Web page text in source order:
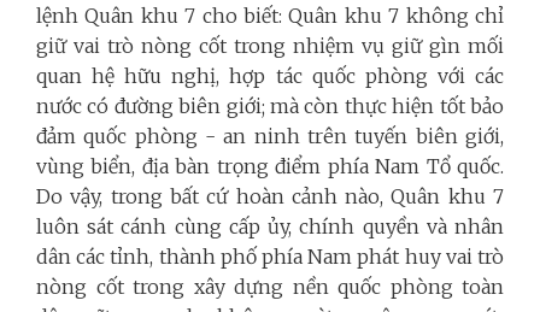
lệnh Quân khu 7 cho biết: Quân khu 7 không chỉ
giữ vai trò nòng cốt trong nhiệm vụ giữ gìn mối
quan hệ hữu nghị, hợp tác quốc phòng với các
nước có đường biên giới; mà còn thực hiện tốt bảo
đảm quốc phòng - an ninh trên tuyến biên giới,
vùng biển, địa bàn trọng điểm phía Nam Tổ quốc.
Do vậy, trong bất cứ hoàn cảnh nào, Quân khu 7
luôn sát cánh cùng cấp ủy, chính quyền và nhân
dân các tỉnh, thành phố phía Nam phát huy vai trò
nòng cốt trong xây dựng nền quốc phòng toàn